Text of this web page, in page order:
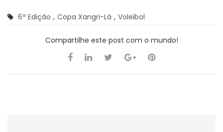
6ª Edição , Copa Xangri-Lá , Voleibol
Compartilhe este post com o mundo!